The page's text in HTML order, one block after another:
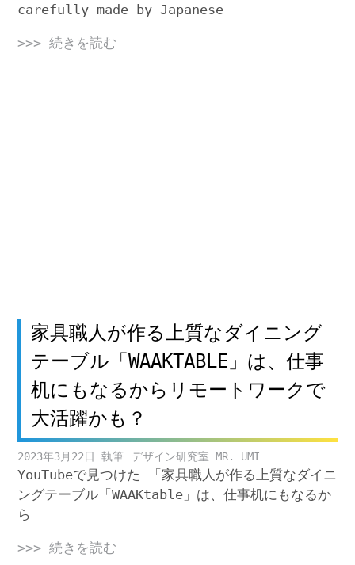
carefully made by Japanese
>>> 続きを読む
家具職人が作る上質なダイニング
テーブル「WAAKTABLE」は、仕事
机にもなるからリモートワークで
大活躍かも？
2023年3月22日 デザイン研究室 MR. UMI
YouTubeで見つけた 「家具職人が作る上質なダイニ
ングテーブル「WAAKtable」は、仕事机にもなるか
ら
>>> 続きを読む